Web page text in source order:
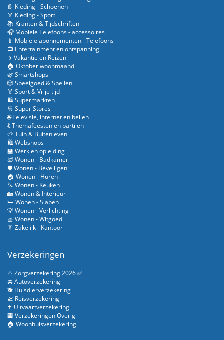
👢 Kleding - Schoenen
🏅 Kleding - Sport
📚 Kranten & Tijdschriften
🎧 Mobiele Telefoons - accessoires
📱 Mobiele abonnementen - Telefoons
📺 Entertainment en ontspanning
✈️ Vakantie en Reizen
🏠 Oktober woonmaand
🌿 Smartshops
🎲 Speelgoed & Spellen
🏅 Sport & Vrije tijd
🛍️ Supermarkten
🛒 Super Stores
🌐 Televisie, internet en bellen
💃 Themafeesten en partijen
🌱 Tuin & Buitenleven
🛍️ Webshops
🏫 Werk en opleiding
🛀 Wonen - Badkamer
🛡️ Wonen - Beveiligen
🏠 Wonen - Huren
🔪 Wonen - Keuken
🏡 Wonen & Interieur
🛏️ Wonen - Slapen
💡 Wonen - Verlichting
🧺 Wonen - Witgoed
👔 Zakelijk - Kantoor
Verzekeringen
⚠️ Zorgverzekering 2026 ✅
🚘 Autoverzekering
🐕 Huisdierverzekering
🛫 Reisverzekering
✝️ Uitvaartverzekering
🏢 Verzekeringen Overig
🏠 Woonhuisverzekering